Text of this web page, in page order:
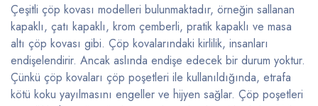
Çeşitli çöp kovası modelleri bulunmaktadır, örneğin sallanan
kapaklı, çatı kapaklı, krom çemberli, pratik kapaklı ve masa
altı çöp kovası gibi. Çöp kovalarındaki kirlilik, insanları
endişelendirir. Ancak aslında endişe edecek bir durum yoktur.
Çünkü çöp kovaları çöp poşetleri ile kullanıldığında, etrafa
kötü koku yayılmasını engeller ve hijyen sağlar. Çöp poşetleri